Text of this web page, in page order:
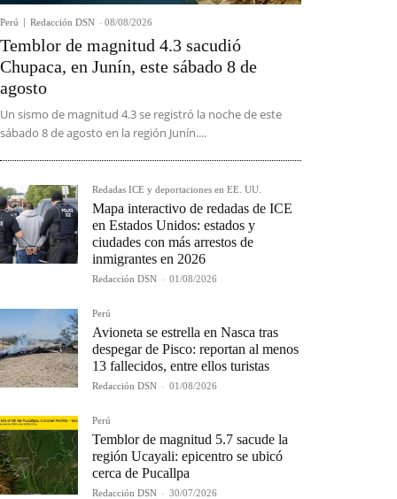
Perú Redacción DSN - 08/08/2026
Temblor de magnitud 4.3 sacudió
Chupaca, en Junín, este sábado 8 de
agosto
Un sismo de magnitud 4.3 se registró la noche de este
sábado 8 de agosto en la región Junín....
Redadas ICE y deportaciones en EE. UU.
Mapa interactivo de redadas de ICE
en Estados Unidos: estados y
ciudades con más arrestos de
inmigrantes en 2026
Redacción DSN - 01/08/2026
Perú
Avioneta se estrella en Nasca tras
despegar de Pisco: reportan al menos
13 fallecidos, entre ellos turistas
Redacción DSN - 01/08/2026
Perú
Temblor de magnitud 5.7 sacude la
región Ucayali: epicentro se ubicó
cerca de Pucallpa
Redacción DSN - 30/07/2026